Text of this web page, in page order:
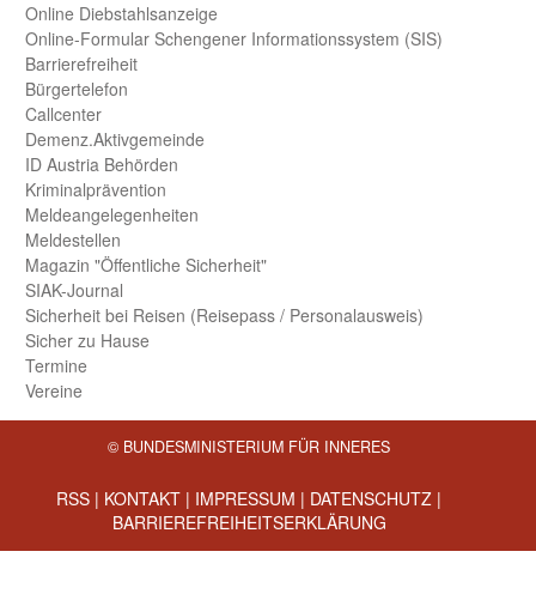
Online Diebstahls­anzeige
Online-Formular Schengener Informationssystem (SIS)
Barriere­freiheit
Bürger­telefon
Call­center
Demenz.Aktiv­gemeinde
ID Austria Behörden
Kriminal­prävention
Melde­an­ge­le­gen­heiten
Meld­estellen
Magazin "Öffentliche Sicherheit"
SIAK-Journal
Sicherheit bei Reisen (Reise­pass / Personal­ausweis)
Sicher zu Hause
Termine
Vereine
© BUNDESMINISTERIUM FÜR INNERES
RSS | KONTAKT | IMPRESSUM | DATENSCHUTZ |
BARRIEREFREIHEITSERKLÄRUNG